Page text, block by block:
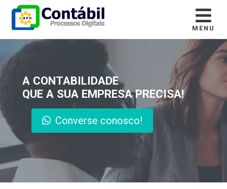
MENU
A CONTABILIDADE
QUE A SUA EMPRESA PRECISA!
Converse conosco!